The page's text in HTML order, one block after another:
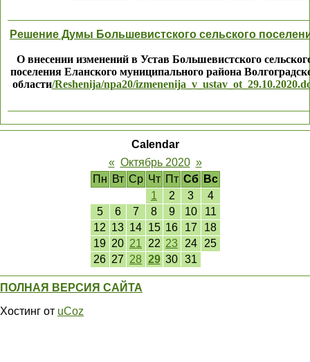
Решение Думы Большевистского сельского
О внесении изменений в Устав Большевистского
поселения Еланского муниципального района
области/Reshenija/npa20/
Calendar
« Октябрь 2020 »
Пн Вт Ср Чт Пт Сб
Вс
1
2 3
4
5
6 7 8 9 10
11
12 13 14 15 16 17
18
19 20 21 22 23 24
25
26 27 28 29 30 31
ПОЛНАЯ ВЕРСИЯ САЙТА
Хостинг от uCoz